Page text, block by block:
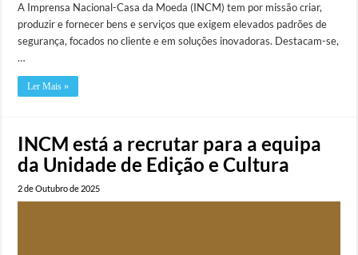
A Imprensa Nacional-Casa da Moeda (INCM) tem por missão criar,
produzir e fornecer bens e serviços que exigem elevados padrões de
segurança, focados no cliente e em soluções inovadoras. Destacam-se,
…
Ler Mais »
INCM está a recrutar para a equipa
da Unidade de Edição e Cultura
2 de Outubro de 2025